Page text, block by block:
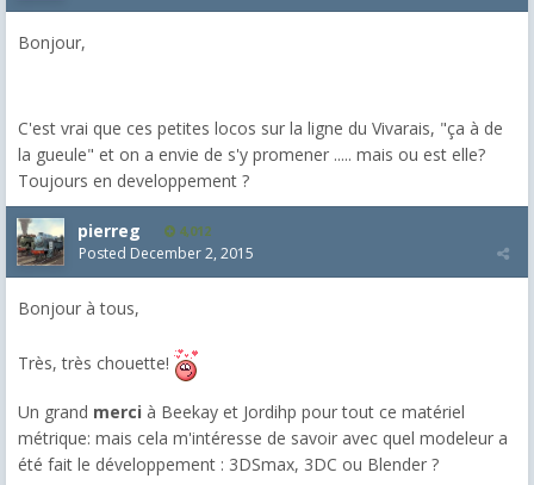
Bonjour,
C'est vrai que ces petites locos sur la ligne du Vivarais, "ça à de
la gueule" et on a envie de s'y promener ..... mais ou est elle?
Toujours en developpement ?
pierreg 4,012
Posted December 2, 2015
Bonjour à tous,
Très, très chouette!
Un grand merci à Beekay et Jordihp pour tout ce matériel
métrique: mais cela m'intéresse de savoir avec quel modeleur a
été fait le développement : 3DSmax, 3DC ou Blender ?